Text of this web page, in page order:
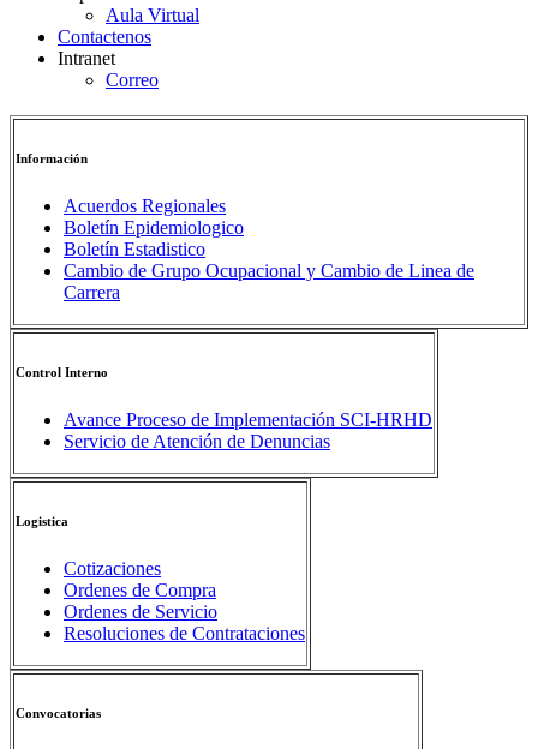
Aula Virtual
Contactenos
Intranet
Correo
Información
Acuerdos Regionales
Boletín Epidemiologico
Boletín Estadistico
Cambio de Grupo Ocupacional y Cambio de Linea de
Carrera
Control Interno
Avance Proceso de Implementación SCI-HRHD
Servicio de Atención de Denuncias
Logistica
Cotizaciones
Ordenes de Compra
Ordenes de Servicio
Resoluciones de Contrataciones
Convocatorias